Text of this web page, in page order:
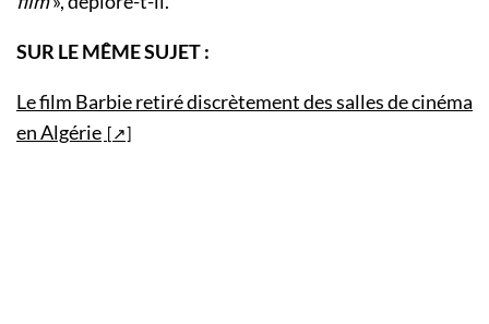
SUR LE MÊME SUJET :
Le film Barbie retiré discrètement des salles de cinéma
en Algérie